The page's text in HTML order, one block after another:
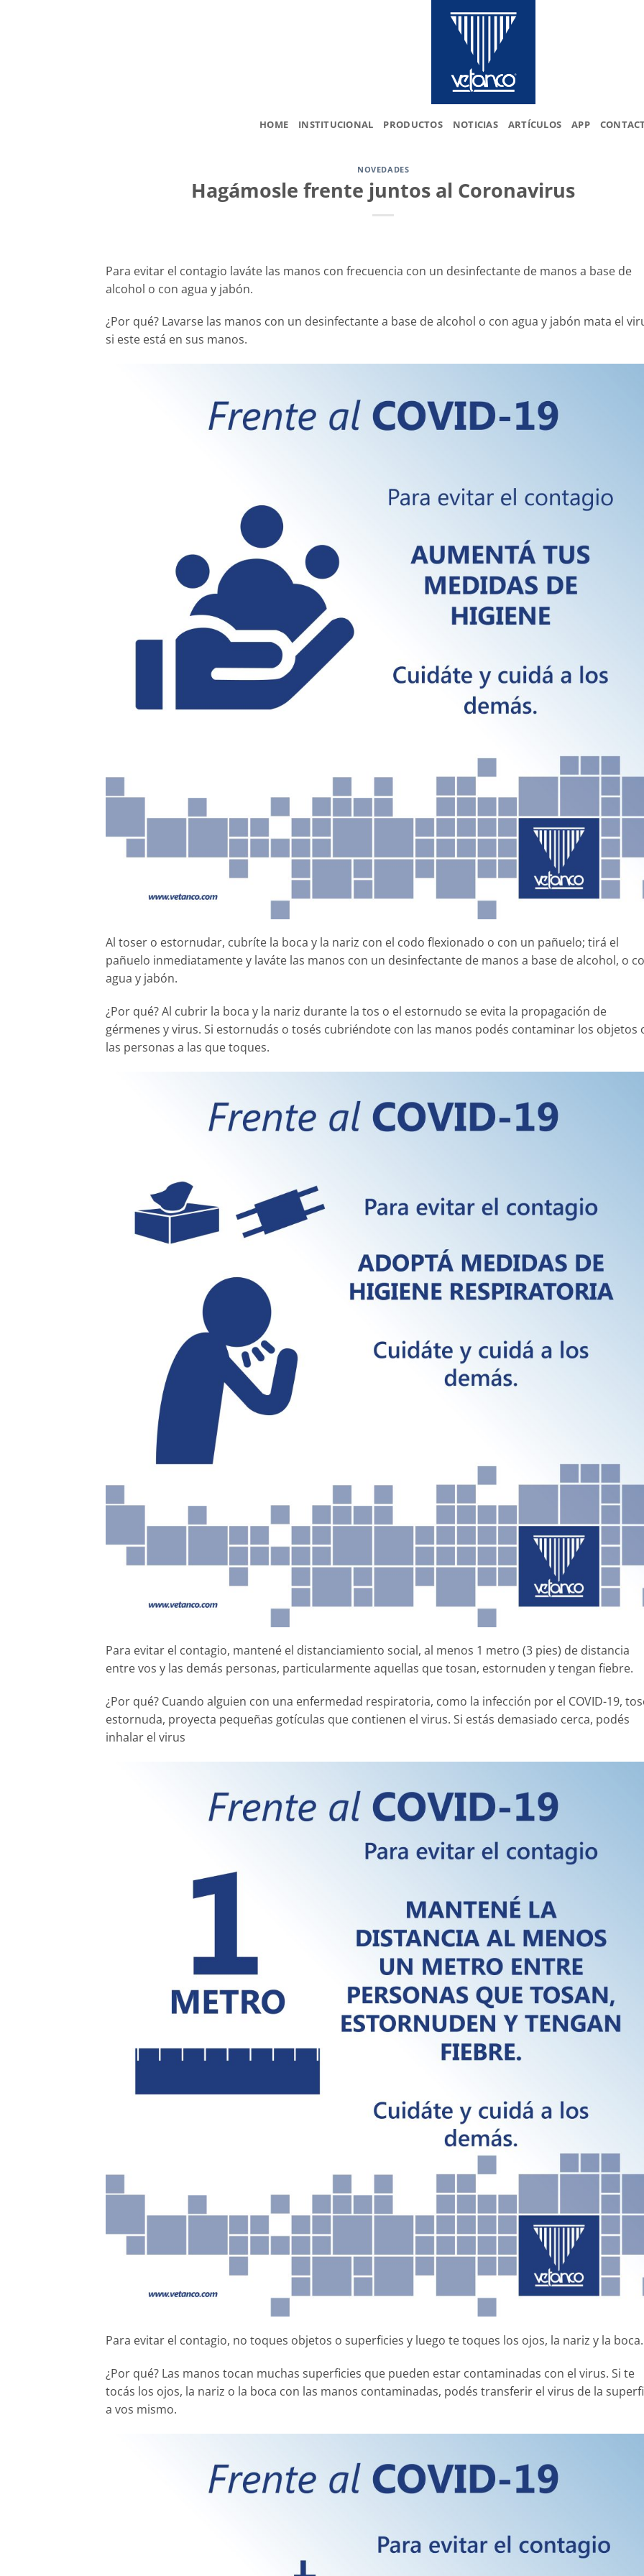
HOME INSTITUCIONAL PRODUCTOS NOTICIAS ARTÍCULOS APP
NOVEDADES
Hagámosle frente juntos al Coronavirus
Para evitar el contagio laváte las manos con frecuencia con un desinfectante de manos a base de
alcohol o con agua y jabón.
¿Por qué? Lavarse las manos con un desinfectante a base de alcohol o con agua y jabón mata el
si este está en sus manos.
Al toser o estornudar, cubríte la boca y la nariz con el codo flexionado o con un pañuelo; tirá el
pañuelo inmediatamente y laváte las manos con un desinfectante de manos a base de alcohol, o
agua y jabón.
¿Por qué? Al cubrir la boca y la nariz durante la tos o el estornudo se evita la propagación de
gérmenes y virus. Si estornudás o tosés cubriéndote con las manos podés contaminar los objetos
las personas a las que toques.
Para evitar el contagio, mantené el distanciamiento social, al menos 1 metro (3 pies) de distancia
entre vos y las demás personas, particularmente aquellas que tosan, estornuden y tengan fiebre.
¿Por qué? Cuando alguien con una enfermedad respiratoria, como la infección por el COVID-19,
estornuda, proyecta pequeñas gotículas que contienen el virus. Si estás demasiado cerca, podés
inhalar el virus
Para evitar el contagio, no toques objetos o superficies y luego te toques los ojos, la nariz y la boca.
¿Por qué? Las manos tocan muchas superficies que pueden estar contaminadas con el virus. Si te
tocás los ojos, la nariz o la boca con las manos contaminadas, podés transferir el virus de la
a vos mismo.